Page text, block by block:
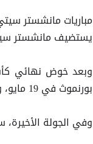
مباريات مانشستر
يستضيف مانشستر
بورنموث في 19 مايو، والذي يحلم بالتأهل لدوري أبطال أوروبا.
وفي الجولة الأخيرة، سيلتقي